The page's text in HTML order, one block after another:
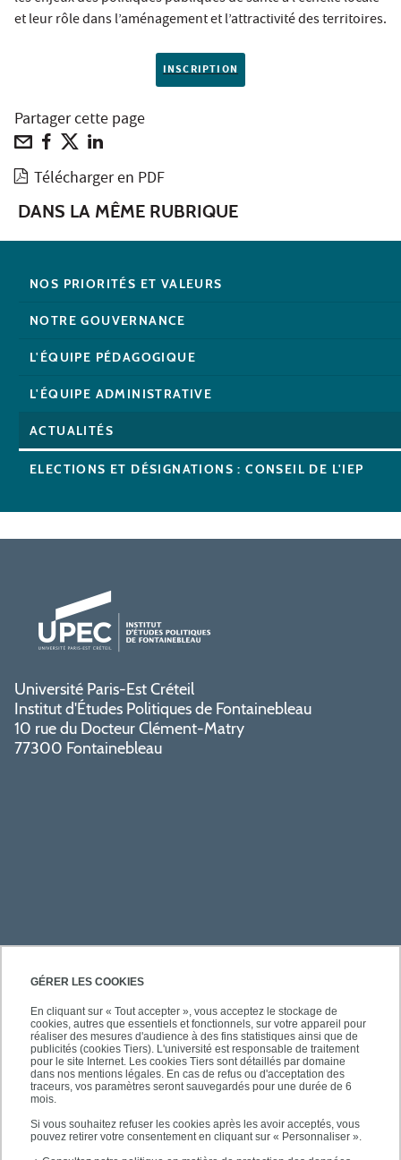
GÉRER LES COOKIES
En cliquant sur « Tout accepter », vous acceptez le stockage de
cookies, autres que essentiels et fonctionnels, sur votre appareil pour
réaliser des mesures d'audience à des fins statistiques ainsi que de
publicités (cookies Tiers). L'université est responsable de traitement
pour le site Internet. Les cookies Tiers sont détaillés par domaine
dans nos mentions légales. En cas de refus ou d'acceptation des
traceurs, vos paramètres seront sauvegardés pour une durée de 6
mois.
Si vous souhaitez refuser les cookies après les avoir acceptés, vous
pouvez retirer votre consentement en cliquant sur « Personnaliser ».
et leur rôle dans l’aménagement et l’attractivité des territoires.
INSCRIPTION
Partager cette page
Télécharger en PDF
DANS LA MÊME RUBRIQUE
NOS PRIORITÉS ET VALEURS
NOTRE GOUVERNANCE
L'ÉQUIPE PÉDAGOGIQUE
L'ÉQUIPE ADMINISTRATIVE
ACTUALITÉS
ELECTIONS ET DÉSIGNATIONS : CONSEIL DE L'IEP
Université Paris-Est Créteil
Institut d'Études Politiques de Fontainebleau
10 rue du Docteur Clément-Matry
77300 Fontainebleau
PRATIQUE
ACCÈS RAPIDES
SUIVEZ-NOUS